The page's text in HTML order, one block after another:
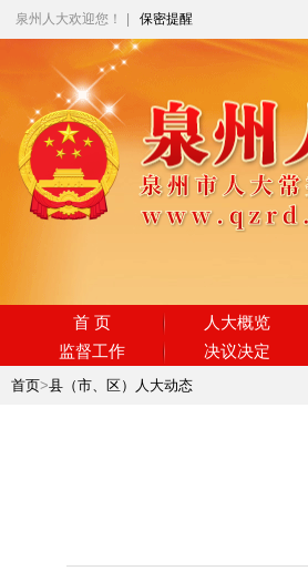
泉州人大欢迎您！ 保密提醒
首 页 人大概览
监督工作
决议决定
首页>县（市、区）人大动态